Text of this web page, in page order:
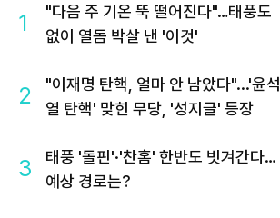
1
"다음 주 기온 뚝 떨어진다"…태풍도
없이 열돔 박살 낸 '이것'
2
"이재명 탄핵, 얼마 안 남았다"...'윤석
열 탄핵' 맞힌 무당, '성지글' 등장
3
태풍 '돌핀'·'찬홈' 한반도 빗겨간다…
예상 경로는?